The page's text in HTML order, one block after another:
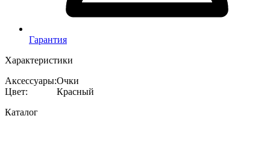
Гарантия
Характеристики
Аксессуары:Очки
Цвет:
Красный
Каталог